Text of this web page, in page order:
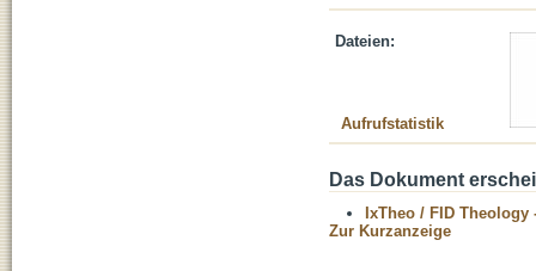
Dateien:
Aufrufstatistik
Das Dokument
IxTheo / FID Theology
Zur Kurzanzeige